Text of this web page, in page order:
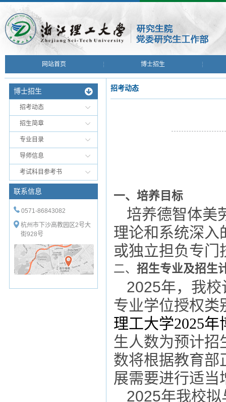
网站首页 博士招生
博士招生
招考动态
招生简章
专业目录
导师信息
考试科目参考书
联系信息
0571-86843082
杭州市下沙高教园区2号大
街928号
招考动态
一、培养目标
培养德智体美
理论和系统深入
或独立担负专门
二、 招生专业及招生
2025年，我
专业学位授权类
理工大学2025年
生人数为预计招
数将根据教育部
展需要进行适当
2025年我校拟